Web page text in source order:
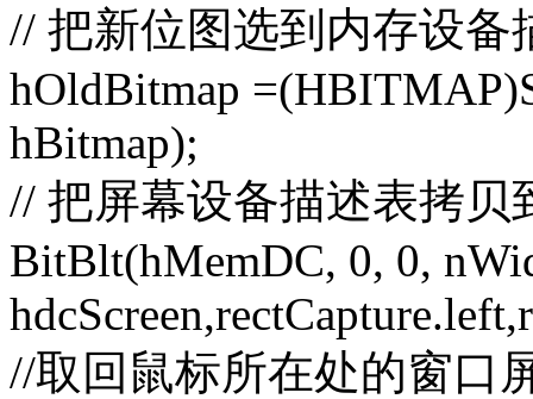
// 把新位图选到内存设备
hOldBitmap
hBitmap);
// 把屏幕设备描述表拷贝
BitBlt(hMemDC, 0, 0,
//取回鼠标所在处的窗口